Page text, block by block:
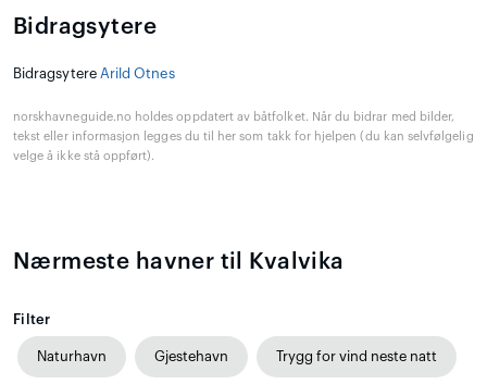
Bidragsytere
Bidragsytere Arild Otnes
norskhavneguide.no holdes oppdatert av båtfolket. Når du bidrar med bilder,
tekst eller informasjon legges du til her som takk for hjelpen (du kan selvfølgelig
velge å ikke stå oppført).
Nærmeste havner til Kvalvika
Filter
Naturhavn Gjestehavn Trygg for vind neste natt